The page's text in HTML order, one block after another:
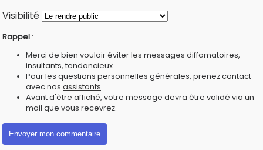
Visibilité
Rappel :
Merci de bien vouloir éviter les messages diffamatoires,
insultants, tendancieux...
Pour les questions personnelles générales, prenez contact
avec nos assistants
Avant d'être affiché, votre message devra être validé via un
mail que vous recevrez.